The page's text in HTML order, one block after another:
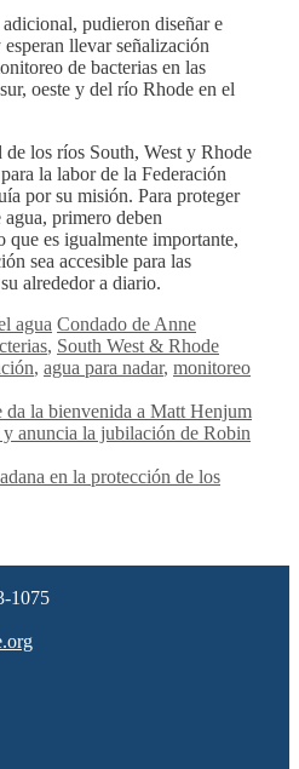
pudieron diseñar e
llevar señalización
de bacterias en las
oeste y del río Rhode en el
los ríos South, West y Rhode
la labor de la Federación
por su misión. Para proteger
agua, primero deben
que es igualmente importante,
sea accesible para las
alrededor a diario.
agua Etiquetas
Condado de Anne
, South West & Rhode
, agua para nadar, monitoreo
da la bienvenida a Matt Henjum
anuncia la jubilación de Robin
en la protección de los
1075